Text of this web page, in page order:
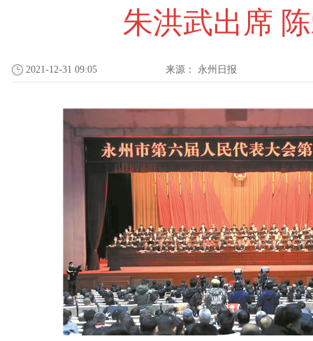
朱洪武出席
2021-12-31 09:05 来源： 永州日报